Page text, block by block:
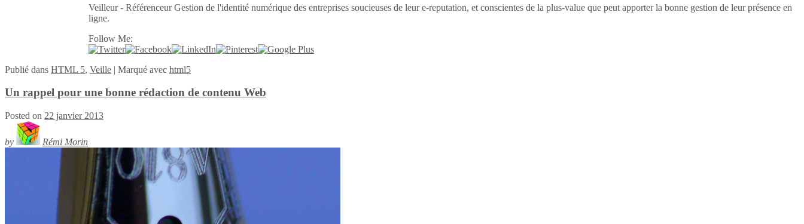
Veilleur - Référenceur Gestion de l'identité numérique des entreprises soucieuses de leur e-reputation, et conscientes de la plus-value que peut apporter la bonne gestion de leur présence en
ligne.
Follow Me:
Publié dans HTML 5, Veille | Marqué avec html5
Un rappel pour une bonne rédaction de contenu Web
Posted on 22 janvier 2013
by Rémi Morin